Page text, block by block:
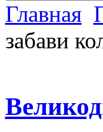
Главная
забави